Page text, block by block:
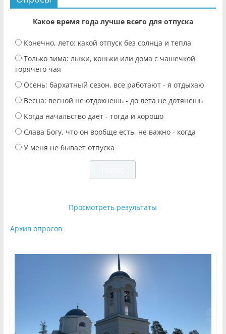
Какое время года лучше всего для отпуска
Конечно, лето: какой отпуск без солнца и тепла
Только зима: лыжи, коньки или дома с чашечкой
горячего чая
Осень: бархатный сезон, все работают - я отдыхаю
Весна: весной не отдохнешь - до лета не дотянешь
Когда начальство дает - тогда и хорошо
Слава Богу, что он вообще есть, не важно - когда
У меня не бывает отпуска
Просмотреть результаты
Архив опросов